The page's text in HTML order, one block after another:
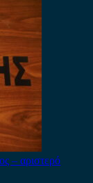
– αριστερό